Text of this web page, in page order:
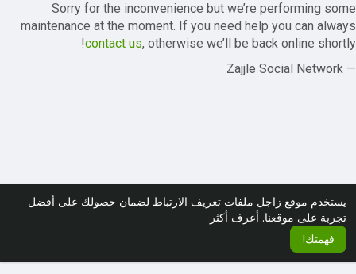
يستخدم موقع زاجل ملفات تعريف الارتباط لضمان حصولك على أفضل
تجربة على موقعنا. أعرف أكثر
فهمتك!
Sorry for the inconvenience but we’re performing some
maintenance at the moment. If you need help you can always
contact us, otherwise we’ll be back online shortly!
— Zajjle Social Network